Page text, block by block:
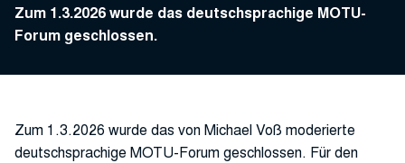
Zum 1.3.2026 wurde das deutschsprachige MOTU-
Forum geschlossen.
Zum 1.3.2026 wurde das von Michael Voß moderierte
deutschsprachige MOTU-Forum geschlossen. Für den